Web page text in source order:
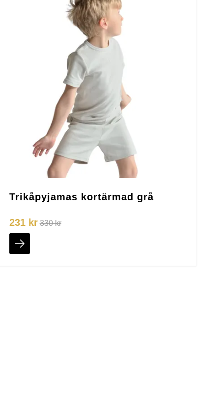
Trikåpyjamas kortärmad grå
231 kr 330 kr